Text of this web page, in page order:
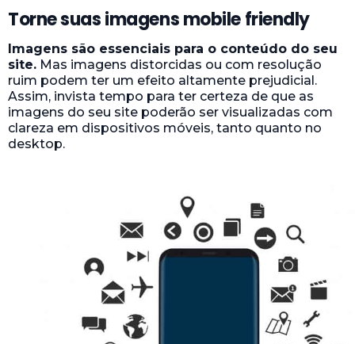
Torne suas imagens mobile friendly
Imagens são essenciais para o conteúdo do seu
site. Mas imagens distorcidas ou com resolução
ruim podem ter um efeito altamente prejudicial.
Assim, invista tempo para ter certeza de que as
imagens do seu site poderão ser visualizadas com
clareza em dispositivos móveis, tanto quanto no
desktop.